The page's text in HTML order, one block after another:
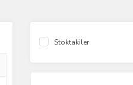
Stoktakiler